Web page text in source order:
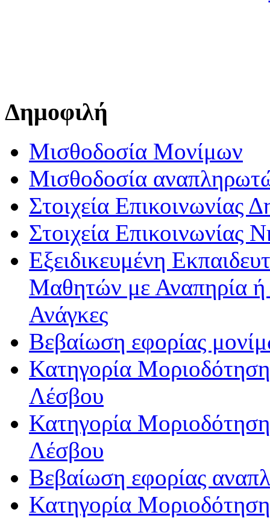
Δημοφιλή
Μισθοδοσία Μονίμων
Μισθοδοσία
Στοιχεία Επικοινωνίας
Στοιχεία Επικοινωνίας
Εξειδικευμένη
Μαθητών με Αναπηρία ή /
Ανάγκες
Βεβαίωση εφορίας
Κατηγορία
Λέσβου
Κατηγορία
Λέσβου
Βεβαίωση εφορίας
Κατηγορία